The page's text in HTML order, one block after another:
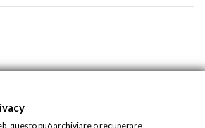
questo può archiviare o recuperare